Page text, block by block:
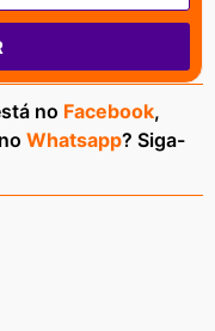
no Facebook,
Whatsapp? Siga-